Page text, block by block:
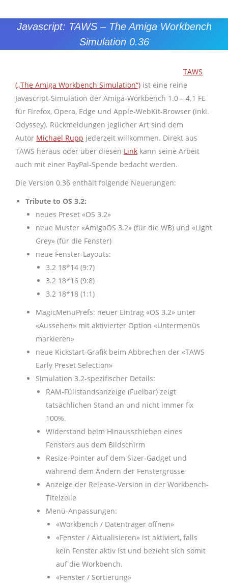
Javascript: TAWS – The Amiga Workbench
Simulation 0.36
TAWS
(„The Amiga Workbench Simulation“) ist eine reine
Javascript-Simulation der Amiga-Workbench 1.0 – 4.1 FE
für Firefox, Opera, Edge und Apple-WebKit-Browser (inkl.
Odyssey). Rückmeldungen jeglicher Art sind dem
Autor Michael Rupp jederzeit willkommen. Direkt aus
TAWS heraus oder über diesen Link kann seine Arbeit
auch mit einer PayPal-Spende bedacht werden.
Die Version 0.36 enthält folgende Neuerungen:
Tribute to OS 3.2:
neues Preset «OS 3.2»
neue Muster «AmigaOS 3.2» (für die WB) und «Light
Grey» (für die Fenster)
neue Fenster-Layouts:
3.2 18*14 (9:7)
3.2 18*16 (9:8)
3.2 18*18 (1:1)
MagicMenuPrefs: neuer Eintrag «OS 3.2» unter
«Aussehen» mit aktivierter Option «Untermenüs
markieren»
neue Kickstart-Grafik beim Abbrechen der «TAWS
Early Preset Selection»
Simulation 3.2-spezifischer Details:
RAM-Füllstandsanzeige (Fuelbar) zeigt
tatsächlichen Stand an und nicht immer fix
100%.
Widerstand beim Hinausschieben eines
Fensters aus dem Bildschirm
Resize-Pointer auf dem Sizer-Gadget und
während dem Ändern der Fenstergrösse
Anzeige der Release-Version in der Workbench-
Titelzeile
Menü-Anpassungen:
«Workbench / Datenträger öffnen»
«Fenster / Aktualisieren» ist aktiviert, falls
kein Fenster aktiv ist und bezieht sich somit
auf die Workbench.
«Fenster / Sortierung»